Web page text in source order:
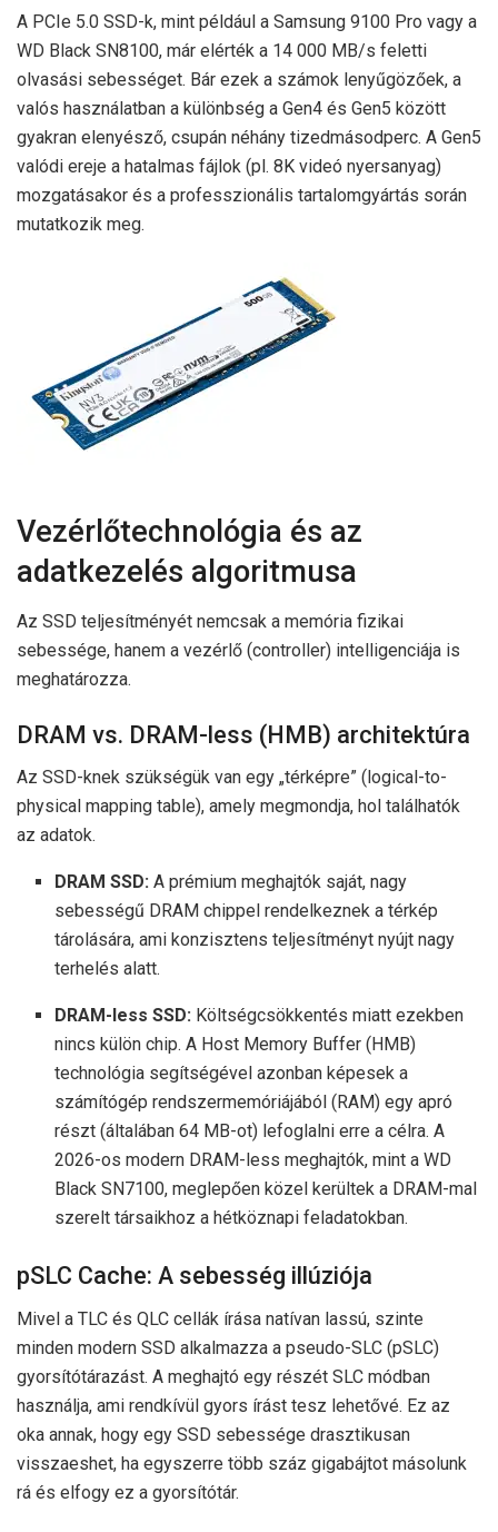
A PCIe 5.0 SSD-k, mint például a Samsung 9100 Pro vagy a
WD Black SN8100, már elérték a 14 000 MB/s feletti
olvasási sebességet. Bár ezek a számok lenyűgözőek, a
valós használatban a különbség a Gen4 és Gen5 között
gyakran elenyésző, csupán néhány tizedmásodperc. A Gen5
valódi ereje a hatalmas fájlok (pl. 8K videó nyersanyag)
mozgatásakor és a professzionális tartalomgyártás során
mutatkozik meg.
Vezérlőtechnológia és az
adatkezelés algoritmusa
Az SSD teljesítményét nemcsak a memória fizikai
sebessége, hanem a vezérlő (controller) intelligenciája is
meghatározza.
DRAM vs. DRAM-less (HMB) architektúra
Az SSD-knek szükségük van egy „térképre” (logical-to-
physical mapping table), amely megmondja, hol találhatók
az adatok.
DRAM SSD: A prémium meghajtók saját, nagy
sebességű DRAM chippel rendelkeznek a térkép
tárolására, ami konzisztens teljesítményt nyújt nagy
terhelés alatt.
DRAM-less SSD: Költségcsökkentés miatt ezekben
nincs külön chip. A Host Memory Buffer (HMB)
technológia segítségével azonban képesek a
számítógép rendszermemóriájából (RAM) egy apró
részt (általában 64 MB-ot) lefoglalni erre a célra. A
2026-os modern DRAM-less meghajtók, mint a WD
Black SN7100, meglepően közel kerültek a DRAM-mal
szerelt társaikhoz a hétköznapi feladatokban.
pSLC Cache: A sebesség illúziója
Mivel a TLC és QLC cellák írása natívan lassú, szinte
minden modern SSD alkalmazza a pseudo-SLC (pSLC)
gyorsítótárazást. A meghajtó egy részét SLC módban
használja, ami rendkívül gyors írást tesz lehetővé. Ez az
oka annak, hogy egy SSD sebessége drasztikusan
visszaeshet, ha egyszerre több száz gigabájtot másolunk
rá és elfogy ez a gyorsítótár.